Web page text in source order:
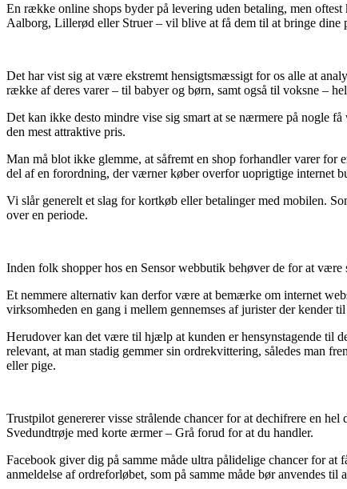
En række online shops byder på levering uden betaling, men
Aalborg, Lillerød eller Struer – vil blive at få dem til at bringe dine
Det har vist sig at være ekstremt hensigtsmæssigt for os alle at
række af deres varer – til babyer og børn, samt også til voksne –
Det kan ikke desto mindre vise sig smart at se nærmere på nogle
den mest attraktive pris.
Man må blot ikke glemme, at såfremt en shop forhandler varer for
del af en forordning, der værner køber overfor uoprigtige internet
Vi slår generelt et slag for kortkøb eller betalinger med mobilen.
over en periode.
Inden folk shopper hos en Sensor webbutik behøver de for at
Et nemmere alternativ kan derfor være at bemærke om internet
virksomheden en gang i mellem gennemses af jurister der
Herudover kan det være til hjælp at kunden er hensynstagende til
relevant, at man stadig gemmer sin ordrekvittering, således man
eller pige.
Trustpilot genererer visse strålende chancer for at dechifrere en
Svedundtrøje med korte ærmer – Grå forud for at du handler.
Facebook giver dig på samme måde ultra pålidelige chancer for
anmeldelse af ordreforløbet, som på samme måde bør anvendes